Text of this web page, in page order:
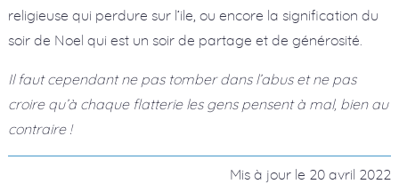
religieuse qui perdure sur l’ile, ou encore la signification du
soir de Noel qui est un soir de partage et de générosité.
Il faut cependant ne pas tomber dans l’abus et ne pas
croire qu’à chaque flatterie les gens pensent à mal, bien au
contraire !
Mis à jour le 20 avril 2022